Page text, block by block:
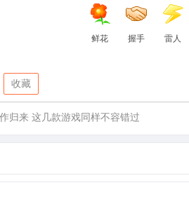
鲜花 握手 雷人
收藏
归来 这几款游戏同样不容错过